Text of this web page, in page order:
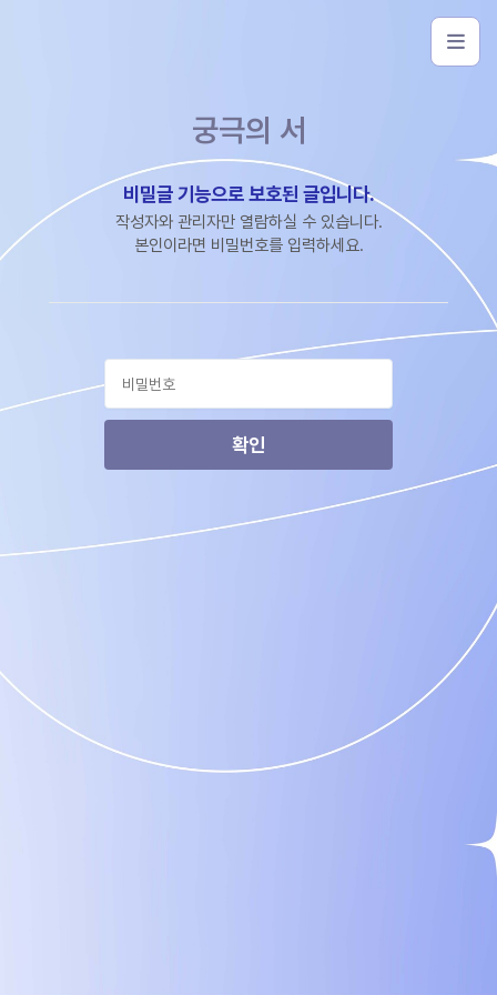
궁극의 서
비밀글 기능으로 보호된 글입니다.
작성자와 관리자만 열람하실 수 있습니다.
본인이라면 비밀번호를 입력하세요.